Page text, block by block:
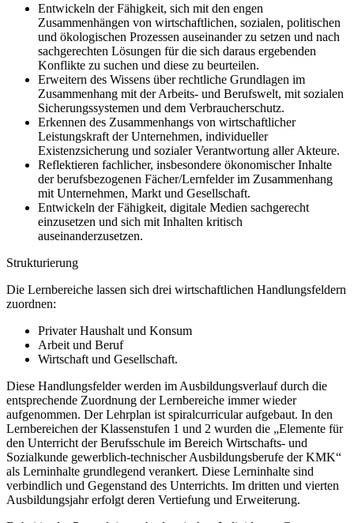
Entwickeln der Fähigkeit, sich mit den engen
Zusammenhängen von wirtschaftlichen, sozialen, politischen
und ökologischen Prozessen auseinander zu setzen und nach
sachgerechten Lösungen für die sich daraus ergebenden
Konflikte zu suchen und diese zu beurteilen.
Erweitern des Wissens über rechtliche Grundlagen im
Zusammenhang mit der Arbeits- und Berufswelt, mit sozialen
Sicherungssystemen und dem Verbraucherschutz.
Erkennen des Zusammenhangs von wirtschaftlicher
Leistungskraft der Unternehmen, individueller
Existenzsicherung und sozialer Verantwortung aller Akteure.
Reflektieren fachlicher, insbesondere ökonomischer Inhalte
der berufsbezogenen Fächer/Lernfelder im Zusammenhang
mit Unternehmen, Markt und Gesellschaft.
Entwickeln der Fähigkeit, digitale Medien sachgerecht
einzusetzen und sich mit Inhalten kritisch
auseinanderzusetzen.
Strukturierung
Die Lernbereiche lassen sich drei wirtschaftlichen Handlungsfeldern
zuordnen:
Privater Haushalt und Konsum
Arbeit und Beruf
Wirtschaft und Gesellschaft.
Diese Handlungsfelder werden im Ausbildungsverlauf durch die
entsprechende Zuordnung der Lernbereiche immer wieder
aufgenommen. Der Lehrplan ist spiralcurricular aufgebaut. In den
Lernbereichen der Klassenstufen 1 und 2 wurden die „Elemente für
den Unterricht der Berufsschule im Bereich Wirtschafts- und
Sozialkunde gewerblich-technischer Ausbildungsberufe der KMK“
als Lerninhalte grundlegend verankert. Diese Lerninhalte sind
verbindlich und Gegenstand des Unterrichts. Im dritten und vierten
Ausbildungsjahr erfolgt deren Vertiefung und Erweiterung.